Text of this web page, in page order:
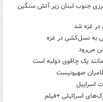
جنوب لبنان زیر آتش سنگین
در غزه شد
به نسل‌کشی در غزه
می‌رود
یک چاقوی دولبه است
صهیونیست
اسراییل